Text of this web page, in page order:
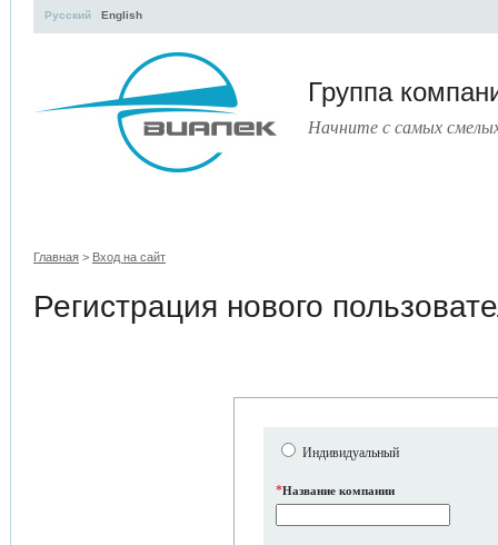
Группа
Начните с самых
Русский English
Главная > Вход на сайт
Регистрация нового
Индивидуальный
*Название компании